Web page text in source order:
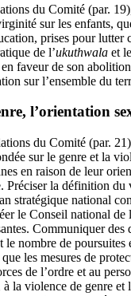
du Comité (par.
sur les enfants,
prises pour
de l’ukuthwala et
faveur de son
sur l’ensemble du
l’orientation
du Comité (par.
sur le genre et la
en raison de leur
Préciser la définition
stratégique national
le Conseil national
Communiquer des
nombre de
les mesures de
de l’ordre et au
la violence de genre